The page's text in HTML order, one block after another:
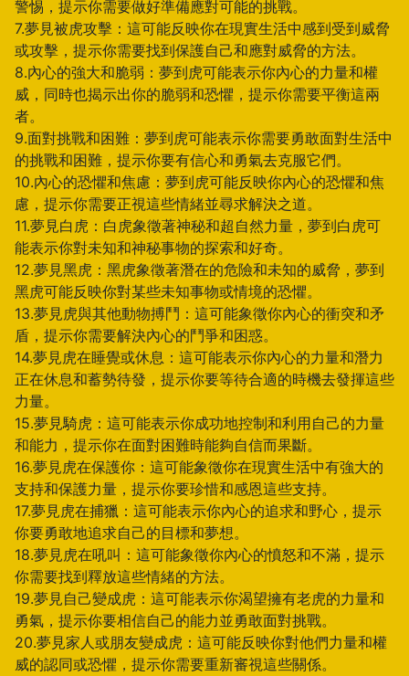
警惕，提示你需要做好準備應對可能的挑戰。
7.夢見被虎攻擊：這可能反映你在現實生活中感到受到威脅
或攻擊，提示你需要找到保護自己和應對威脅的方法。
8.內心的強大和脆弱：夢到虎可能表示你內心的力量和權
威，同時也揭示出你的脆弱和恐懼，提示你需要平衡這兩
者。
9.面對挑戰和困難：夢到虎可能表示你需要勇敢面對生活中
的挑戰和困難，提示你要有信心和勇氣去克服它們。
10.內心的恐懼和焦慮：夢到虎可能反映你內心的恐懼和焦
慮，提示你需要正視這些情緒並尋求解決之道。
11.夢見白虎：白虎象徵著神秘和超自然力量，夢到白虎可
能表示你對未知和神秘事物的探索和好奇。
12.夢見黑虎：黑虎象徵著潛在的危險和未知的威脅，夢到
黑虎可能反映你對某些未知事物或情境的恐懼。
13.夢見虎與其他動物搏鬥：這可能象徵你內心的衝突和矛
盾，提示你需要解決內心的鬥爭和困惑。
14.夢見虎在睡覺或休息：這可能表示你內心的力量和潛力
正在休息和蓄勢待發，提示你要等待合適的時機去發揮這些
力量。
15.夢見騎虎：這可能表示你成功地控制和利用自己的力量
和能力，提示你在面對困難時能夠自信而果斷。
16.夢見虎在保護你：這可能象徵你在現實生活中有強大的
支持和保護力量，提示你要珍惜和感恩這些支持。
17.夢見虎在捕獵：這可能表示你內心的追求和野心，提示
你要勇敢地追求自己的目標和夢想。
18.夢見虎在吼叫：這可能象徵你內心的憤怒和不滿，提示
你需要找到釋放這些情緒的方法。
19.夢見自己變成虎：這可能表示你渴望擁有老虎的力量和
勇氣，提示你要相信自己的能力並勇敢面對挑戰。
20.夢見家人或朋友變成虎：這可能反映你對他們力量和權
威的認同或恐懼，提示你需要重新審視這些關係。